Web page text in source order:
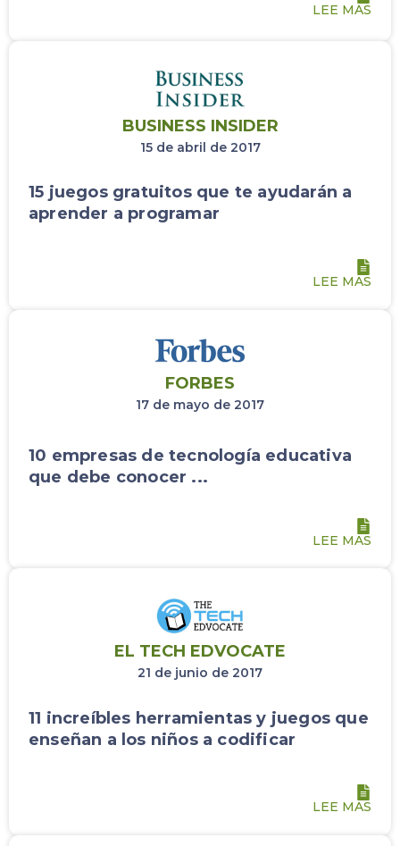
LEE MAS
BUSINESS INSIDER
15 de abril de 2017
15 juegos gratuitos que te ayudarán a
aprender a programar
LEE MAS
FORBES
17 de mayo de 2017
10 empresas de tecnología educativa
que debe conocer ...
LEE MAS
EL TECH EDVOCATE
21 de junio de 2017
11 increíbles herramientas y juegos que
enseñan a los niños a codificar
LEE MAS